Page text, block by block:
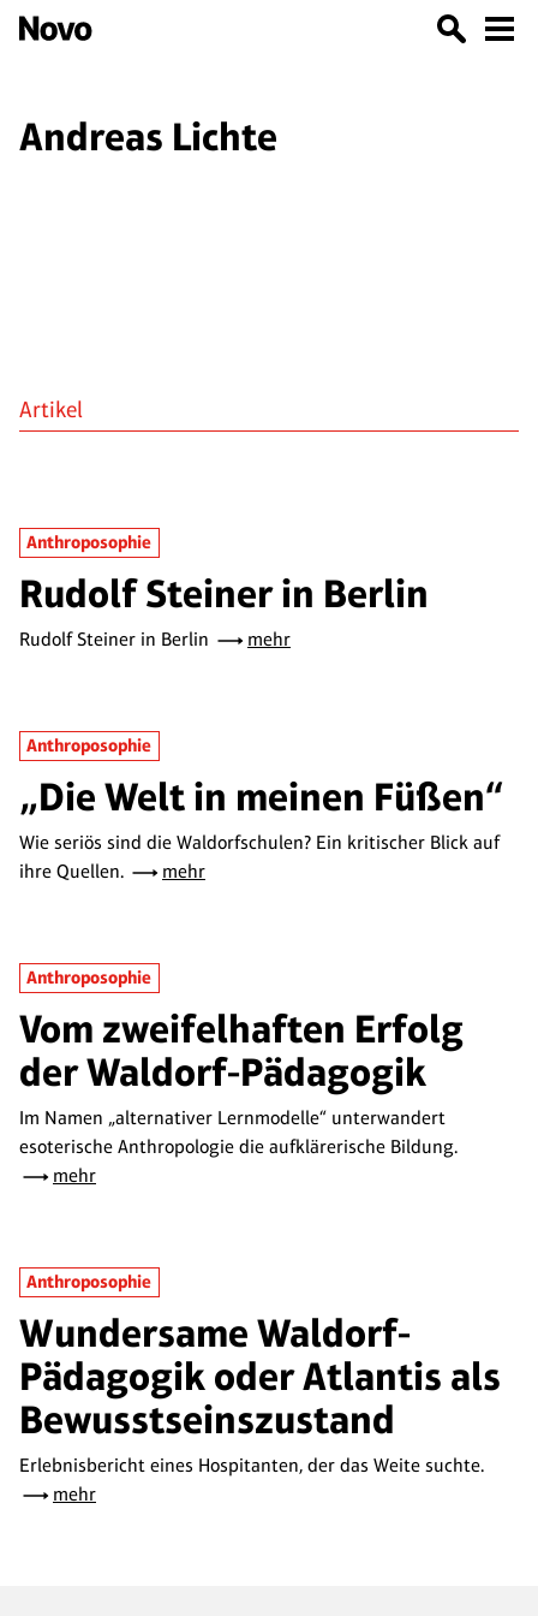
Andreas Lichte
Artikel
Anthroposophie
Rudolf Steiner in Berlin
Rudolf Steiner in Berlin mehr
Anthroposophie
„Die Welt in meinen Füßen“
Wie seriös sind die Waldorfschulen? Ein kritischer Blick auf
ihre Quellen.
mehr
Anthroposophie
Vom zweifelhaften Erfolg
der Waldorf-Pädagogik
Im Namen „alternativer Lernmodelle“ unterwandert
esoterische Anthropologie die aufklärerische Bildung.
mehr
Anthroposophie
Wundersame Waldorf-
Pädagogik oder Atlantis als
Bewusstseinszustand
Erlebnisbericht eines Hospitanten, der das Weite suchte.
mehr